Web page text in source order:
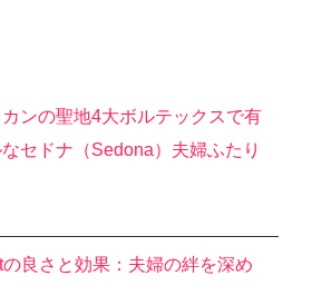
ンの聖地4大ボルテックスで有
セドナ（Sedona）夫婦ふたり
の良さと効果：夫婦の絆を深め